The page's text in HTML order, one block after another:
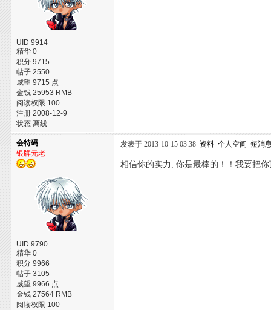
UID 9914
精华 0
积分 9715
帖子 2550
威望 9715 点
金钱 25953 RMB
阅读权限 100
注册 2008-12-9
状态 离线
会特码
银牌元老
UID 9790
精华 0
积分 9966
帖子 3105
威望 9966 点
金钱 27564 RMB
阅读权限 100
发表于 2013-10-15 03:38 资料 个人空间 短消
相信你的实力, 你是最棒的！！我要把